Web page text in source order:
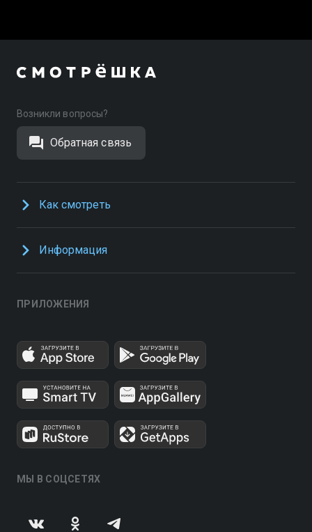
Возникли вопросы?
Обратная связь
Как смотреть
Информация
ПРИЛОЖЕНИЯ
МЫ В СОЦСЕТЯХ